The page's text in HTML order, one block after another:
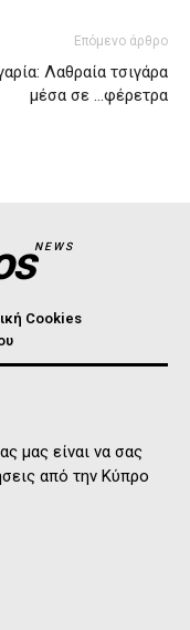
Επόμενο άρθρο
Λαθραία τσιγάρα
μέσα σε …φέρετρα
NEWS
Cookies
μας είναι να σας
από την Κύπρο